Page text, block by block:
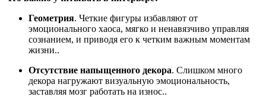
Геометрия. Четкие фигуры избавляют от
эмоционального хаоса, мягко и ненавязчиво управляя
сознанием, и приводя его к четким важным моментам
жизни..
Отсутствие напыщенного декора. Слишком много
декора нагружают визуальную эмоциональность,
заставляя мозг работать на износ..